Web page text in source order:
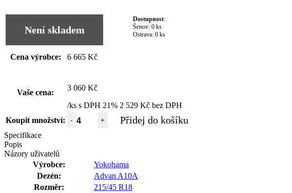
Není skladem
Dostupnost:
Šenov: 0 ks
Ostrava: 0 ks
Cena výrobce: 6 665 Kč
Vaše cena:
3 060 Kč
/ks s DPH 21% 2 529 Kč bez DPH
Koupit množství:
- + Přidej do košíku
Specifikace
Popis
Názory uživatelů
Výrobce:
Yokohama
Dezén:
Advan A10A
Rozměr:
215/45 R18